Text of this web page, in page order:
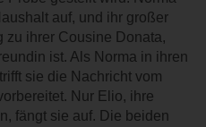
auf, und ihr großer
zu ihrer Cousine Donata,
ist. Als Norma in ihren
sie die Nachricht vom
Nur Elio, ihre
fängt sie auf. Die beiden